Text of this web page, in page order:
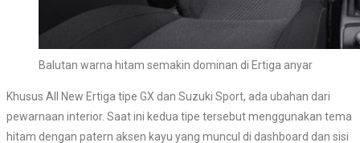
Balutan warna hitam semakin dominan di Ertiga anyar
Khusus All New Ertiga tipe GX dan Suzuki Sport, ada ubahan dari
pewarnaan interior. Saat ini kedua tipe tersebut menggunakan tema
hitam dengan patern aksen kayu yang muncul di dashboard dan sisi